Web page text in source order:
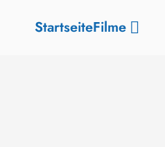
StartseiteFilme